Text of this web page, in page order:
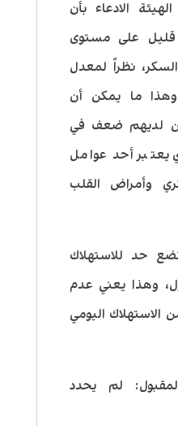
الادعاء بأن
قليل على مستوى
نظراً لمعدل
وهذا ما يمكن أن
لديهم ضعف في
يعتبر أحد عوامل
وأمراض القلب
حد للاستهلاك
وهذا يعني عدم
اليومي
لم يحدد